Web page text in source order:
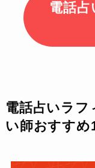
電話
電話占いラフ
い師おすすめ